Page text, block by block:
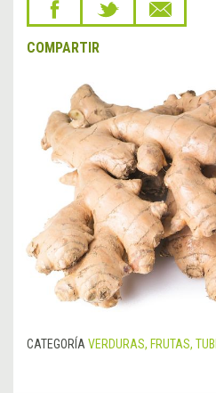
COMPARTIR
CATEGORÍAVERDURAS, FRUTAS,